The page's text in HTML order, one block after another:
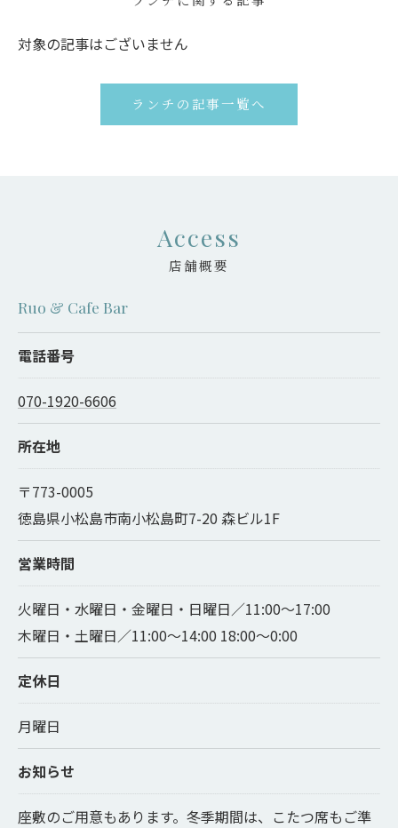
対象の記事はございません
ランチの記事一覧へ
Access
店舗概要
Ruo & Cafe Bar
電話番号
070-1920-6606
所在地
〒773-0005
徳島県小松島市南小松島町7-20 森ビル1F
営業時間
火曜日・水曜日・金曜日・日曜日／11:00〜17:00
木曜日・土曜日／11:00〜14:00 18:00〜0:00
定休日
月曜日
お知らせ
座敷のご用意もあります。冬季期間は、こたつ席もご準